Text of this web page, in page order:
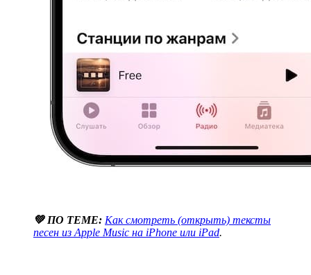
💚 ПО ТЕМЕ: Как смотреть (открыть) тексты
песен из Apple Music на iPhone или iPad.